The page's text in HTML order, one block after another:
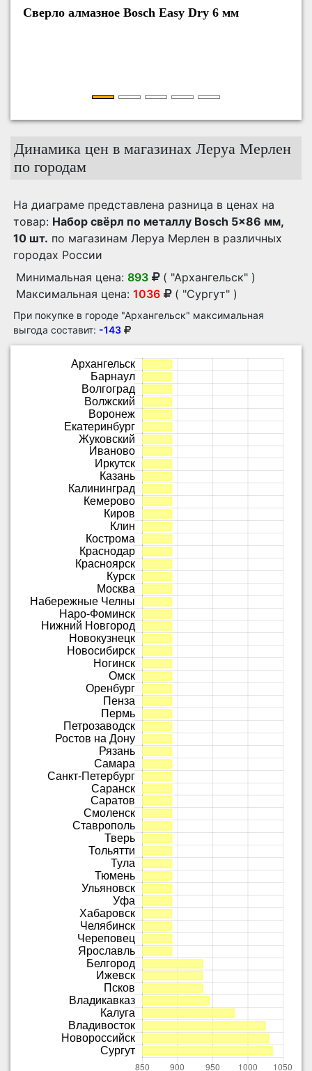
Сверло алмазное Bosch Easy Dry 6 мм
Динамика цен в магазинах Леруа Мерлен
по городам
На диаграме представлена разница в ценах на
товар: Набор свёрл по металлу Bosch 5x86 мм,
10 шт. по магазинам Леруа Мерлен в различных
городах России
Минимальная цена: 893
( "Архангельск" )
Максимальная цена: 1036 ( "Сургут" )
При покупке в городе "Архангельск" максимальная
выгода составит: -143